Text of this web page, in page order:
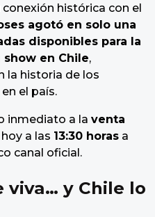
histórica con el
agotó en solo una
disponibles para la
en Chile,
la historia de los
el país.
inmediato a la venta
a las 13:30 horas a
canal oficial.
viva… y Chile lo